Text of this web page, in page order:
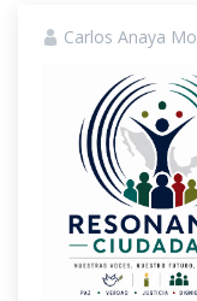
Carlos Anaya Mo